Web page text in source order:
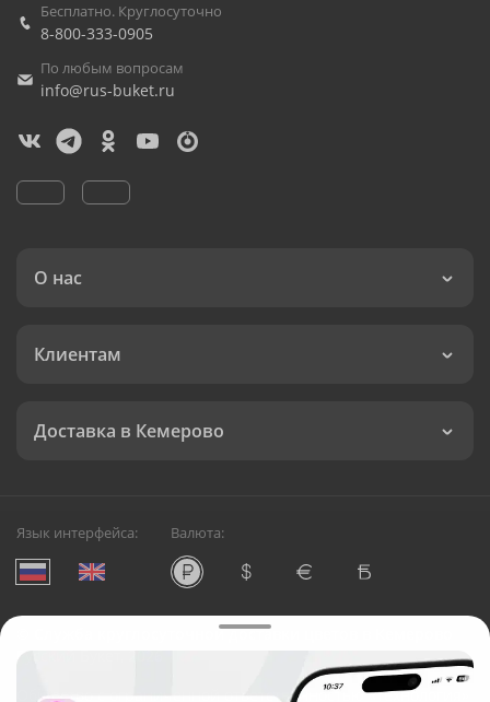
Бесплатно. Круглосуточно
8-800-333-0905
По любым вопросам
info@rus-buket.ru
О нас
Клиентам
Доставка в Кемерово
Язык интерфейса: Валюта:
Служба круглосуточной доставки цветов в Кемерово
Русский Букет, 2026
Общество с ограниченной ответственностью «Технология»